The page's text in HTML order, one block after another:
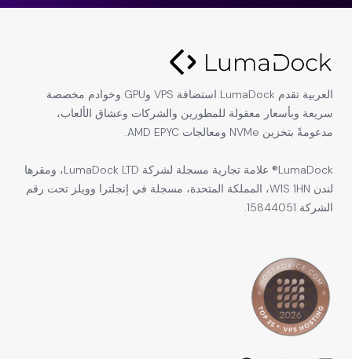
العربية تقدم LumaDock استضافة VPS وGPU وخوادم مخصصة
سريعة وبأسعار معقولة للمطورين والشركات وعشاق الألعاب،
مدعومةً بتخزين NVMe ومعالجات AMD EPYC.
LumaDock® علامة تجارية مسجلة لشركة LumaDock LTD، ومقرها
لندن W1S 1HN، المملكة المتحدة، مسجلة في إنجلترا وويلز تحت رقم
الشركة 15844051.